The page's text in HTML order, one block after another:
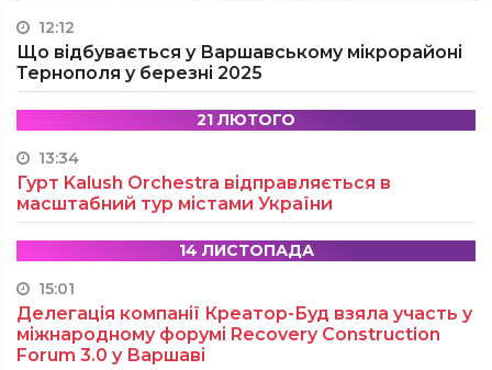
12:12
Що відбувається у Варшавському мікрорайоні
Тернополя у березні 2025
21 ЛЮТОГО
13:34
Гурт Kalush Orchestra відправляється в
масштабний тур містами України
14 ЛИСТОПАДА
15:01
Делегація компанії Креатор-Буд взяла участь у
міжнародному форумі Recovery Construction
Forum 3.0 у Варшаві